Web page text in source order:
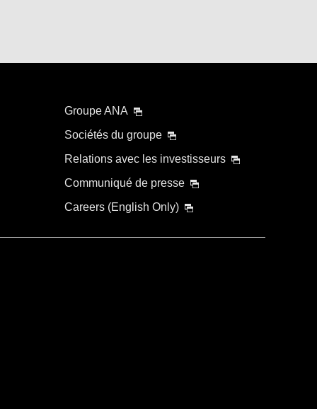
Groupe ANA
Sociétés du groupe
Relations avec les investisseurs
Communiqué de presse
Careers (English Only)